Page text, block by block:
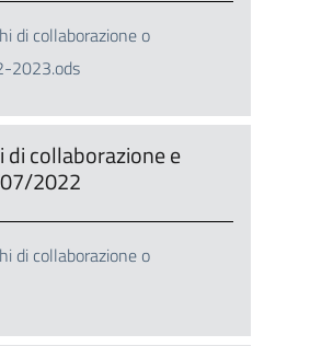
di collaborazione o
2023.ods
collaborazione e
2022
di collaborazione o